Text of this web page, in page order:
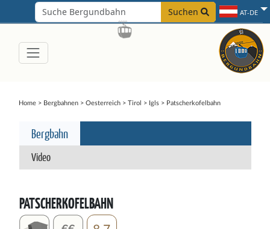
Suchen AT-DE
Home> Bergbahnen> Oesterreich> Tirol > Igls> Patscherkofelbahn
Bergbahn
Video
PATSCHERKOFELBAHN